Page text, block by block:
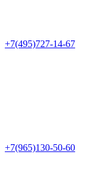
+7(495)727-14-67
+7(965)130-50-60